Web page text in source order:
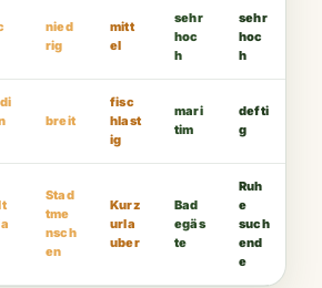
nied
rig
mitt
el
sehr
hoc
h
sehr
hoc
h
breit
fisc
hlast
ig
mari
tim
defti
g
Stad
tme
nsch
en
Kurz
urla
uber
Bad
egäs
te
Ruh
e
such
end
e